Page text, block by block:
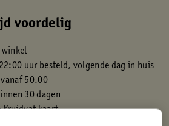
voordelig
winkel
uur besteld, volgende dag in huis
50.00
30 dagen
Kruidvat kaart